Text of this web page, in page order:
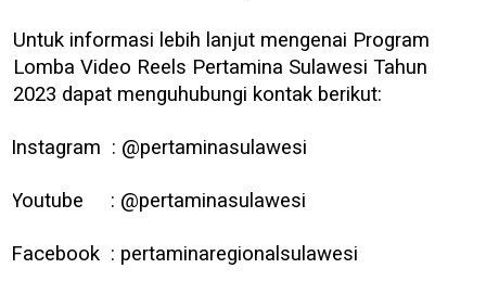
Untuk informasi lebih lanjut mengenai Program
Lomba Video Reels Pertamina Sulawesi Tahun
2023 dapat menguhubungi kontak berikut:
Instagram : @pertaminasulawesi
Youtube : @pertaminasulawesi
Facebook : pertaminaregionalsulawesi